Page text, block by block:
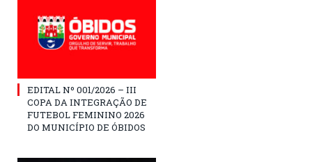
EDITAL Nº 001/2026 – III
COPA DA INTEGRAÇÃO DE
FUTEBOL FEMININO 2026
DO MUNICÍPIO DE ÓBIDOS